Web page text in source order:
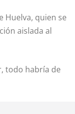
Huelva, quien se
aislada al
todo habría de